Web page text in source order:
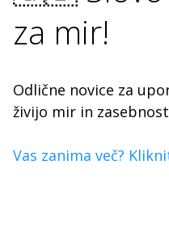
za mir!
Odlične novice za
živijo mir in zasebnost.
Vas zanima več?